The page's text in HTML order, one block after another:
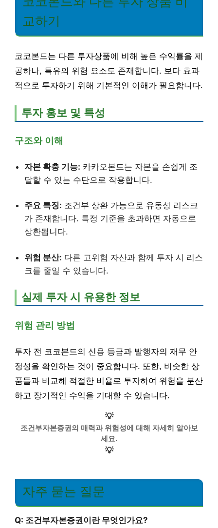
교하기
코코본드는 다른 투자상품에 비해 높은 수익률을 제
공하나, 특유의 위험 요소도 존재합니다. 보다 효과
적으로 투자하기 위해 기본적인 이해가 필요합니다.
투자 홍보 및 특성
구조와 이해
자본 확충 기능: 카카오본드는 자본을 손쉽게 조
달할 수 있는 수단으로 작용합니다.
주요 특징: 조건부 상환 가능으로 유동성 리스크
가 존재합니다. 특정 기준을 초과하면 자동으로
상환됩니다.
위험 분산: 다른 고위험 자산과 함께 투자 시 리스
크를 줄일 수 있습니다.
실제 투자 시 유용한 정보
위험 관리 방법
투자 전 코코본드의 신용 등급과 발행자의 재무 안
정성을 확인하는 것이 중요합니다. 또한, 비슷한 상
품들과 비교해 적절한 비율로 투자하여 위험을 분산
하고 장기적인 수익을 기대할 수 있습니다.
💡
조건부자본증권의 매력과 위험성에 대해 자세히 알아보
세요.
💡
자주 묻는 질문
Q: 조건부자본증권이란 무엇인가요?